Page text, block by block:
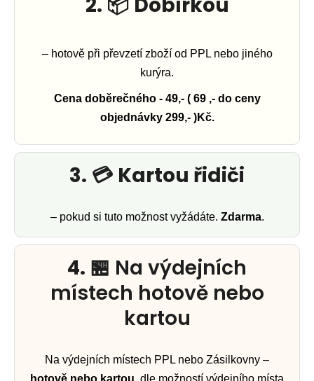
– hotově při převzetí zboží od PPL nebo jiného
kurýra.
Cena doběrečného - 49,- ( 69 ,- do ceny
objednávky 299,- )Kč.
3. 💳 Kartou řidiči
– pokud si tuto možnost vyžádáte. Zdarma.
4. 🏪 Na výdejních
místech hotově nebo
kartou
Na výdejních místech PPL nebo Zásilkovny –
hotově nebo kartou , dle možností výdejního místa
m
e